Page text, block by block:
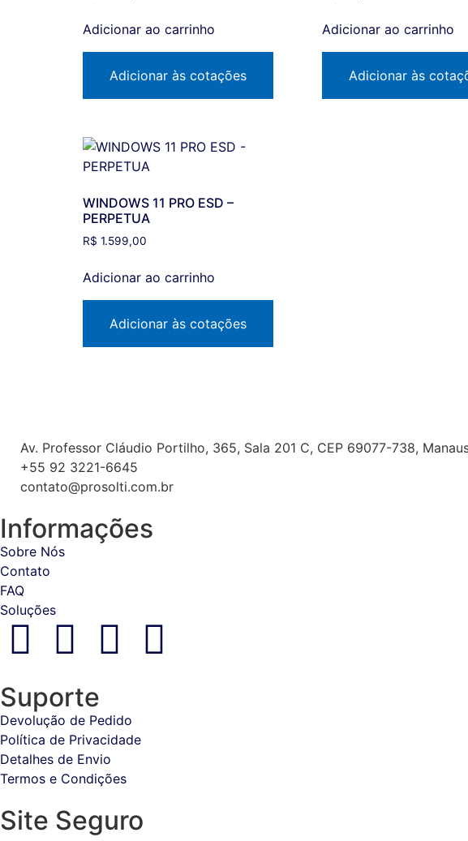
Adicionar ao carrinho
Adicionar às cotações
Adicionar ao carrinho
Adicionar às
WINDOWS 11 PRO ESD –
PERPETUA
R$ 1.599,00
Adicionar ao carrinho
Adicionar às cotações
Av. Professor Cláudio Portilho, 365, Sala 201 C, CEP 69077-738,
+55 92 3221-6645
contato@prosolti.com.br
Informações
Sobre Nós
Contato
FAQ
Soluções
Suporte
Devolução de Pedido
Política de Privacidade
Detalhes de Envio
Termos e Condições
Site Seguro